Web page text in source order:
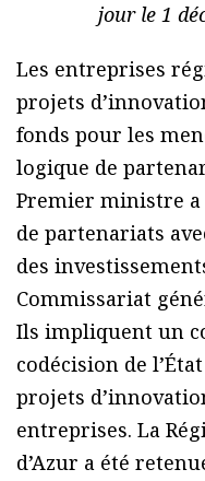
jour le 1
Les entreprises
projets
fonds pour les
logique de
Premier ministre a
de partenariats
des
Commissariat
Ils impliquent un
codécision de
projets
entreprises. La
d’Azur a été